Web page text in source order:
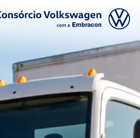
Logo Consórcio Volkswagen com